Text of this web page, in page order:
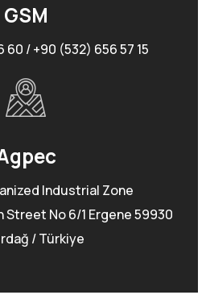
GSM
60 / +90 (532) 656 57 15
Industrial Zone
No 6/1 Ergene 59930
/ Türkiye